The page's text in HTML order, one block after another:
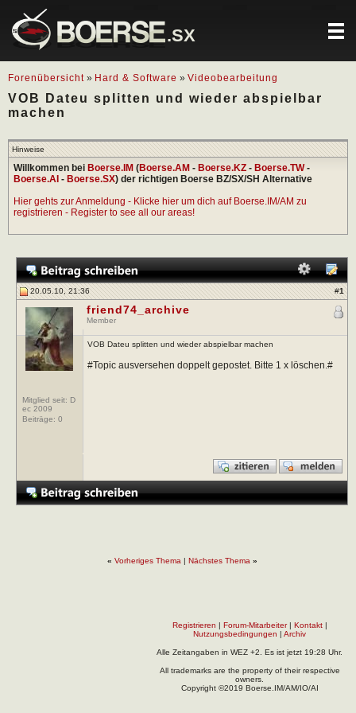
.SX
Forenübersicht » Hard & Software » Videobearbeitung
VOB Dateu splitten und wieder abspielbar
machen
Hinweise
Willkommen bei Boerse.IM (Boerse.AM - Boerse.KZ - Boerse.TW-
Boerse.AI - Boerse.SX) der richtigen Boerse BZ/SX/SH Alternative
Hier gehts zur Anmeldung - Klicke hier um dich auf Boerse.IM/AM zu
registrieren - Register to see all our areas!
20.05.10, 21:36 #1
Mitglied seit: D
ec 2009
Beiträge: 0
friend74_archive
Member
VOB Dateu splitten und wieder abspielbar machen
#Topic ausversehen doppelt gepostet. Bitte 1 x löschen.#
« Vorheriges Thema | Nächstes Thema »
Registrieren | Forum-Mitarbeiter| Kontakt|
Nutzungsbedingungen | Archiv
Alle Zeitangaben in WEZ +2. Es ist jetzt 19:28 Uhr.
All trademarks are the property of their respective
owners.
Copyright ©2019 Boerse.IM/AM/IO/AI